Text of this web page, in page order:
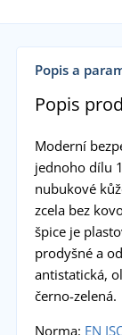
Popis a
Popis
Moderní
jednoho dílu
nubukové
zcela bez
špice je
prodyšné a
antistatická,
černo-zelená.
Norma: EN